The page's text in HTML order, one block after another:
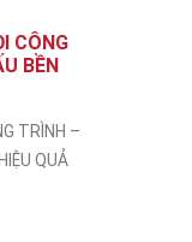
CÔNG
BỀN
TRÌNH –
QUẢ